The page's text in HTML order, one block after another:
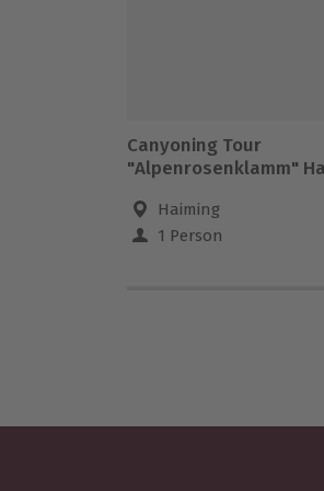
Canyoning Tour
"Alpenrosenklamm"
Haiming
1 Person